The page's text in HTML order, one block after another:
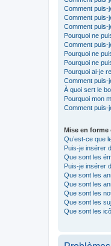
Comment puis-
Comment puis-
Comment puis-
Pourquoi ne
Comment puis-
Pourquoi ne
Pourquoi ne
Pourquoi ai-je
Comment puis-
À quoi sert le
Pourquoi mon
Comment puis-
Mise en
Qu’est-ce que
Puis-je insérer
Que sont les
Puis-je insérer
Que sont les
Que sont les
Que sont les
Que sont les
Que sont les